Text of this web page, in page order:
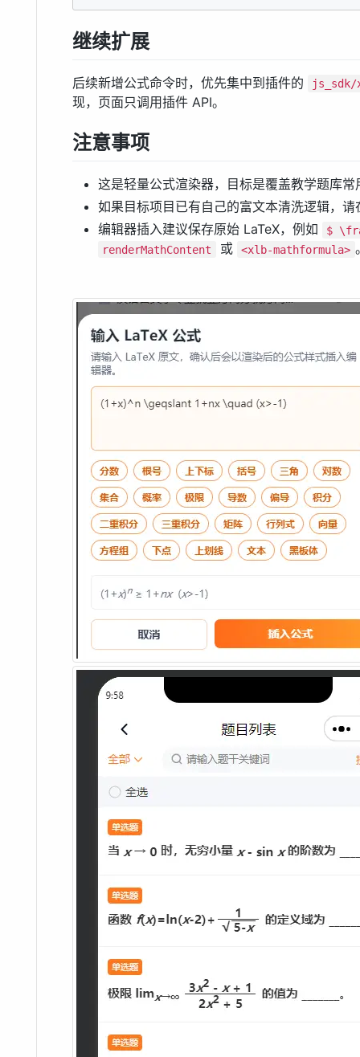
继续扩展
后续新增公式命令时，优先集中到插件的
现，页面只调用插件 API。
注意事项
这是轻量公式渲染器，目标是覆盖教学题库
如果目标项目已有自己的富文本清洗逻辑，
编辑器插入建议保存原始 LaTeX，例如
$
renderMathContent
或 <xlb-mathformula>